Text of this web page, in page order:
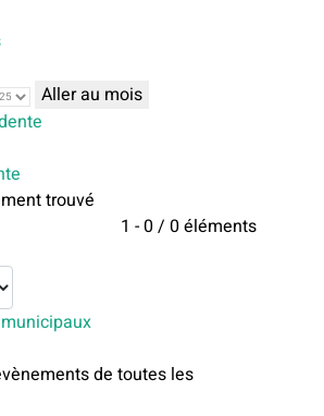
Aller au mois
trouvé
1 - 0 / 0 éléments
de toutes les